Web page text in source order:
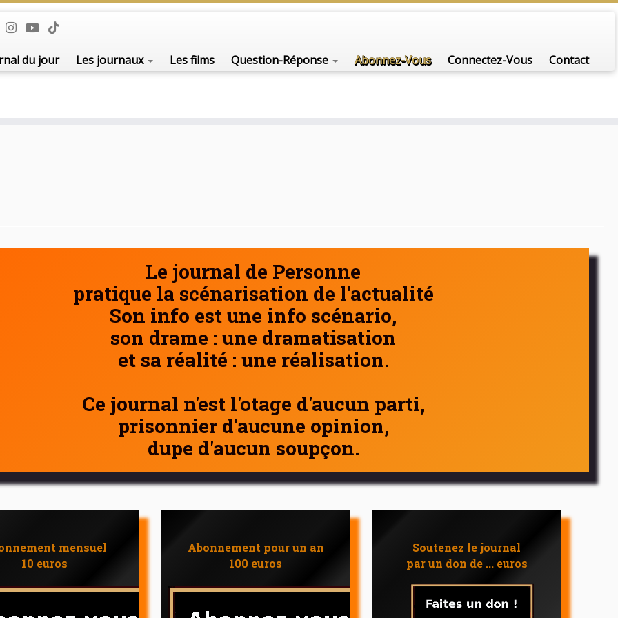
du jour Les journaux Les films Question-Réponse Abonnez-Vous Connectez-Vous Contact
Le journal de Personne
pratique la scénarisation de l'actualité
Son info est une info scénario,
son drame : une dramatisation
et sa réalité : une réalisation.
Ce journal n'est l'otage d'aucun parti,
prisonnier d'aucune opinion,
dupe d'aucun soupçon.
mensuel
10 euros
Abonnement pour un an
100 euros
Soutenez le journal
par un don de ... euros